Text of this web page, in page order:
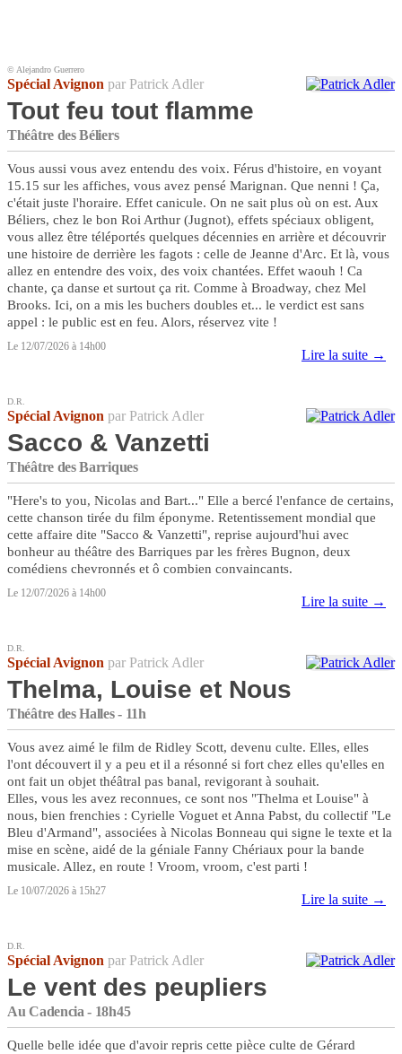
© Alejandro Guerrero
Spécial Avignon par Patrick Adler
Tout feu tout flamme
Théâtre des Béliers
Vous aussi vous avez entendu des voix. Férus d'histoire, en voyant
15.15 sur les affiches, vous avez pensé Marignan. Que nenni ! Ça,
c'était juste l'horaire. Effet canicule. On ne sait plus où on est. Aux
Béliers, chez le bon Roi Arthur (Jugnot), effets spéciaux obligent,
vous allez être téléportés quelques décennies en arrière et découvrir
une histoire de derrière les fagots : celle de Jeanne d'Arc. Et là, vous
allez en entendre des voix, des voix chantées. Effet waouh ! Ca
chante, ça danse et surtout ça rit. Comme à Broadway, chez Mel
Brooks. Ici, on a mis les buchers doubles et... le verdict est sans
appel : le public est en feu. Alors, réservez vite !
Le 12/07/2026 à 14h00
Lire la suite →
D.R.
Spécial Avignon par Patrick Adler
Sacco & Vanzetti
Théâtre des Barriques
"Here's to you, Nicolas and Bart..." Elle a bercé l'enfance de certains,
cette chanson tirée du film éponyme. Retentissement mondial que
cette affaire dite "Sacco & Vanzetti", reprise aujourd'hui avec
bonheur au théâtre des Barriques par les frères Bugnon, deux
comédiens chevronnés et ô combien convaincants.
Le 12/07/2026 à 14h00
Lire la suite →
D.R.
Spécial Avignon par Patrick Adler
Thelma, Louise et Nous
Théâtre des Halles - 11h
Vous avez aimé le film de Ridley Scott, devenu culte. Elles, elles
l'ont découvert il y a peu et il a résonné si fort chez elles qu'elles en
ont fait un objet théâtral pas banal, revigorant à souhait.
Elles, vous les avez reconnues, ce sont nos "Thelma et Louise" à
nous, bien frenchies : Cyrielle Voguet et Anna Pabst, du collectif "Le
Bleu d'Armand", associées à Nicolas Bonneau qui signe le texte et la
mise en scène, aidé de la géniale Fanny Chériaux pour la bande
musicale. Allez, en route ! Vroom, vroom, c'est parti !
Le 10/07/2026 à 15h27
Lire la suite →
D.R.
Spécial Avignon par Patrick Adler
Le vent des peupliers
Au Cadencia - 18h45
Quelle belle idée que d'avoir repris cette pièce culte de Gérard